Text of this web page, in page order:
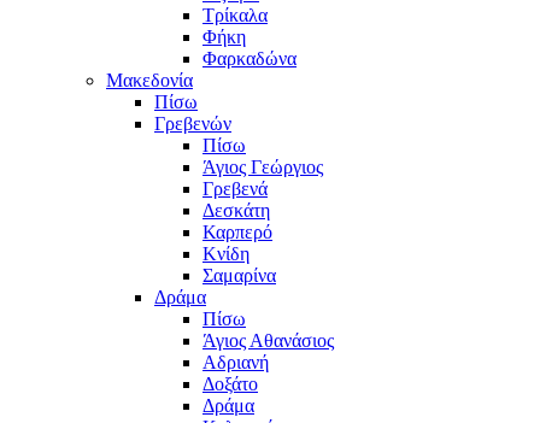
Τρίκαλα
Φήκη
Φαρκαδώνα
Μακεδονία
Πίσω
Γρεβενών
Πίσω
Άγιος Γεώργιος
Γρεβενά
Δεσκάτη
Καρπερό
Κνίδη
Σαμαρίνα
Δράμα
Πίσω
Άγιος Αθανάσιος
Αδριανή
Δοξάτο
Δράμα